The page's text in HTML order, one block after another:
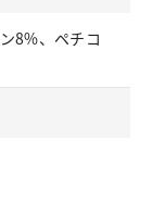
8%、ペチコ